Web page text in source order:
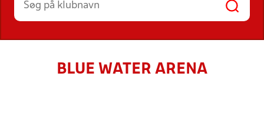
BLUE WATER ARENA